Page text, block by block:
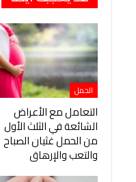
الحمل
التعامل مع الأعراض
الشائعة في الثلث الأول
من الحمل غثيان الصباح
والتعب والإرهاق